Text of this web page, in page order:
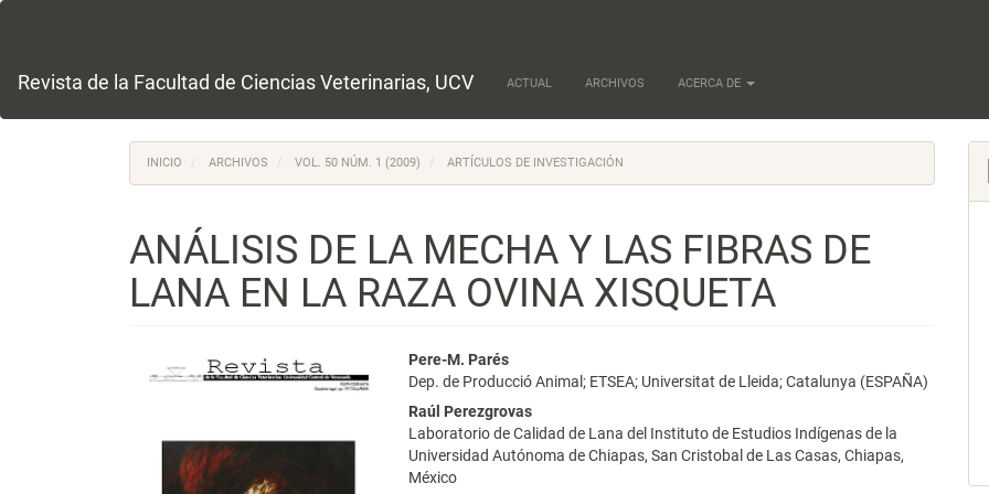
principal
lateral
Revista de la Facultad de Ciencias Veterinarias, UCV ACTUAL ARCHIVOS ACERCA DE
INICIO ARCHIVOS VOL. 50 NÚM. 1 (2009) ARTÍCULOS DE INVESTIGACIÓN
ANÁLISIS DE LA MECHA Y LAS FIBRAS DE
LANA EN LA RAZA OVINA XISQUETA
Barra
del
artículo
Contenido
principal
del
artículo
Pere-M. Parés
Dep. de Producció Animal; ETSEA; Universitat de Lleida; Catalunya (ESPAÑA)
Raúl Perezgrovas
Laboratorio de Calidad de Lana del Instituto de Estudios Indígenas de la
Universidad Autónoma de Chiapas, San Cristobal de Las Casas, Chiapas,
México